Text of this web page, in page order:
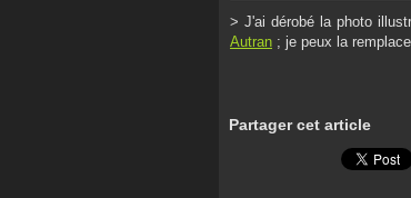
> J'ai dérobé la photo
Autran ; je peux la
Partager cet article